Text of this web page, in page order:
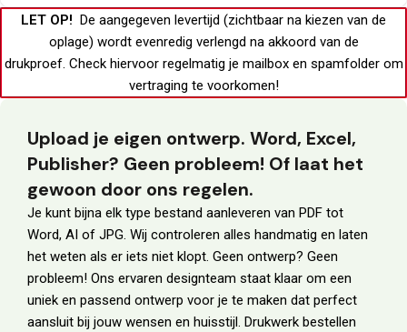
LET OP! De aangegeven levertijd (zichtbaar na kiezen van de
oplage) wordt evenredig verlengd na akkoord van de
drukproef. Check hiervoor regelmatig je mailboxen spamfolderom
vertraging te voorkomen!
Upload je eigen ontwerp. Word, Excel,
Publisher? Geen probleem! Of laat het
gewoon door ons regelen.
Je kunt bijna elk type bestand aanleveren van PDF tot
Word, AI of JPG. Wij controleren alles handmatig en laten
het weten als er iets niet klopt. Geen ontwerp? Geen
probleem! Ons ervaren designteam staat klaar om een
uniek en passend ontwerp voor je te maken dat perfect
aansluit bij jouw wensen en huisstijl. Drukwerk bestellen